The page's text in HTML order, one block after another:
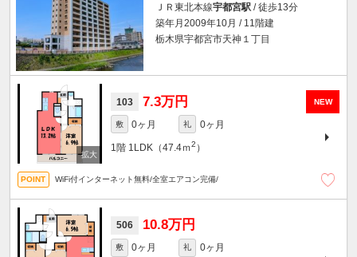
ＪＲ東北本線宇都宮駅 / 徒歩13分
築年月2009年10月 / 11階建
栃木県宇都宮市天神１丁目
NEW
103 7.3万円
敷 0ヶ月 礼 0ヶ月
1階 1LDK（47.4ｍ2 ）
WiFi付インターネット無料/全室エアコン完備/
506 10.8万円
敷 0ヶ月 礼 0ヶ月